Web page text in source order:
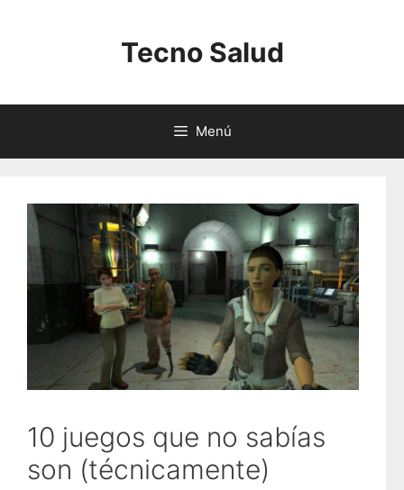
Tecno Salud
Menú
10 juegos que no sabías
son (técnicamente)